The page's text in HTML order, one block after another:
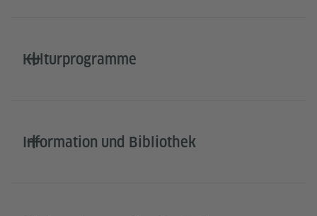
Kulturprogramme
Information und Bibliothek